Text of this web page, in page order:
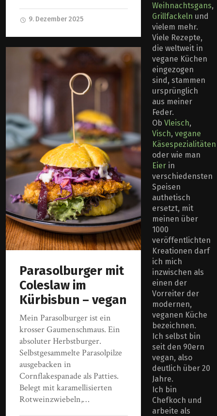
9. Dezember 2025
Parasolburger mit
Coleslaw im
Kürbisbun – vegan
Mein Parasolburger ist ein
krosser Gaumenschmaus. Ein
absoluter Herbstburger.
Selbstgesammelte Parasolpilze
ausgebacken in
Cornflakespanade als Patties.
Belegt mit karamellisierten
Rotweinzwiebeln,…
Weihnachtsgans,
Grillfackeln und
vielem mehr.
Viele Rezepte,
die weltweit in
vegane Küchen
eingezogen
sind, stammen
ursprünglich
aus meiner
Feder.
Ob Vleisch,
Visch, vegane
Käsespezialitäten
oder wie man
Eierin
verschiedensten
Speisen
authetisch
ersetzt, mit
meinen über
1000
veröffentlichten
Kreationen darf
ich mich
inzwischen als
einen der
Vorreiter der
modernen,
veganen Küche
bezeichnen.
Ich selbst bin
seit den 90ern
vegan, also
deutlich über 20
Jahre.
Ich bin
Chefkoch und
arbeite als